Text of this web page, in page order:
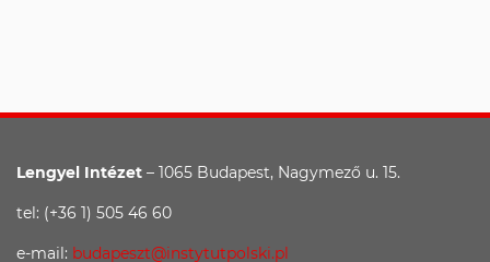
Lengyel Intézet – 1065 Budapest, Nagymező u. 15.
tel: (+36 1) 505 46 60
e-mail: budapeszt@instytutpolski.pl